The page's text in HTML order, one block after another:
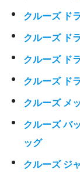
クルーズ ド
クルーズ ド
クルーズ ド
クルーズ ド
クルーズ メ
クルーズ バ
ッグ
クルーズ ジ